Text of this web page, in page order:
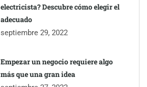
electricista? Descubre cómo elegir el
adecuado
septiembre 29, 2022
Empezar un negocio requiere algo
más que una gran idea